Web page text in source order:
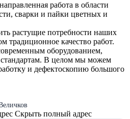
работа в области
сварки и пайки цветных и
растущие потребности наших
традиционное качество работ.
оборудованием,
В целом мы можем
и дефектоскопию большого
Скрыть полный адрес